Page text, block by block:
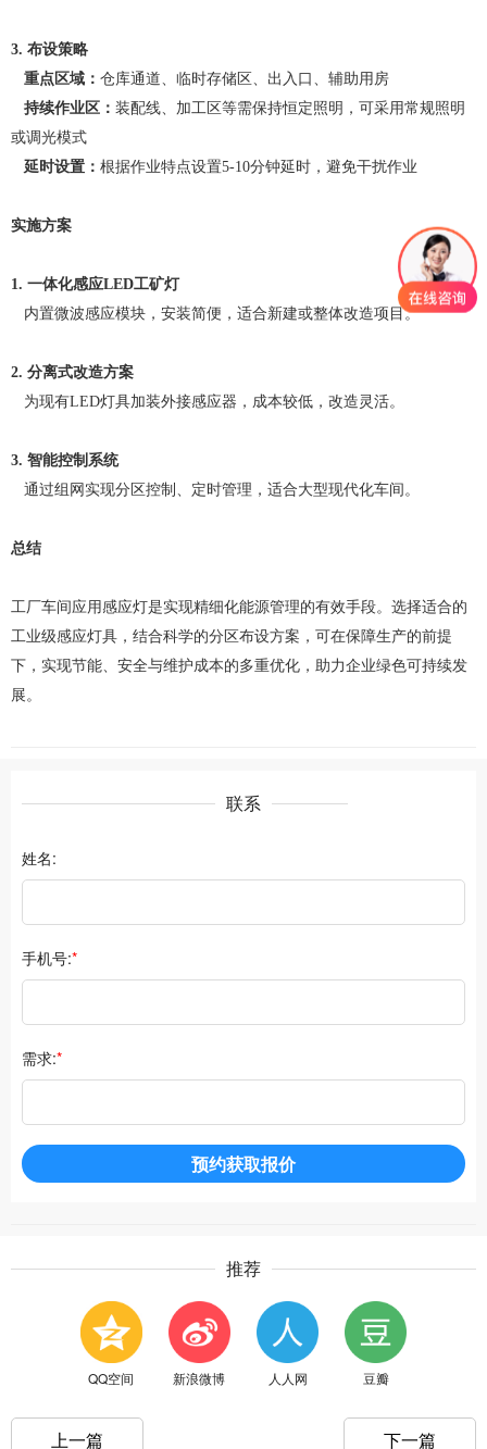
3. 布设策略
重点区域： 仓库通道、临时存储区、出入口、辅助用房
持续作业区： 装配线、加工区等需保持恒定照明，可采用常规照明
或调光模式
延时设置： 根据作业特点设置5-10分钟延时，避免干扰作业
实施方案
1. 一体化感应LED工矿灯
内置微波感应模块，安装简便，适合新建或整体改造项目。
2. 分离式改造方案
为现有LED灯具加装外接感应器，成本较低，改造灵活。
3. 智能控制系统
通过组网实现分区控制、定时管理，适合大型现代化车间。
总结
工厂车间应用感应灯是实现精细化能源管理的有效手段。选择适合的
工业级感应灯具，结合科学的分区布设方案，可在保障生产的前提
下，实现节能、安全与维护成本的多重优化，助力企业绿色可持续发
展。
联系
姓名:
手机号:*
需求:*
预约获取报价
推荐
QQ空间 新浪微博 人人网 豆瓣
上一篇 下一篇